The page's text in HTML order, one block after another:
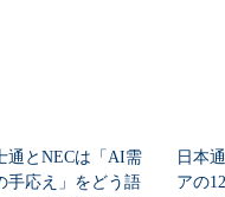
通とNECは「AI需
手応え」をどう語
日本
アの